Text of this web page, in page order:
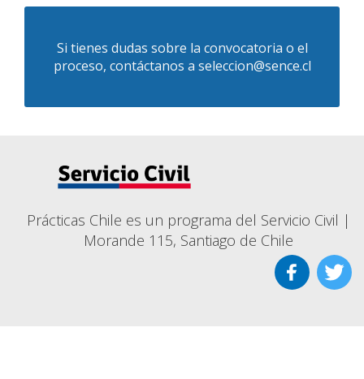
Si tienes dudas sobre la convocatoria o el
proceso, contáctanos a seleccion@sence.cl
Prácticas Chile es un programa del Servicio Civil |
Morande 115, Santiago de Chile